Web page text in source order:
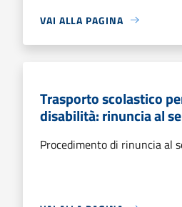
VAI ALLA PAGINA
Trasporto scolastico
disabilità: rinuncia al
Procedimento di rinuncia al